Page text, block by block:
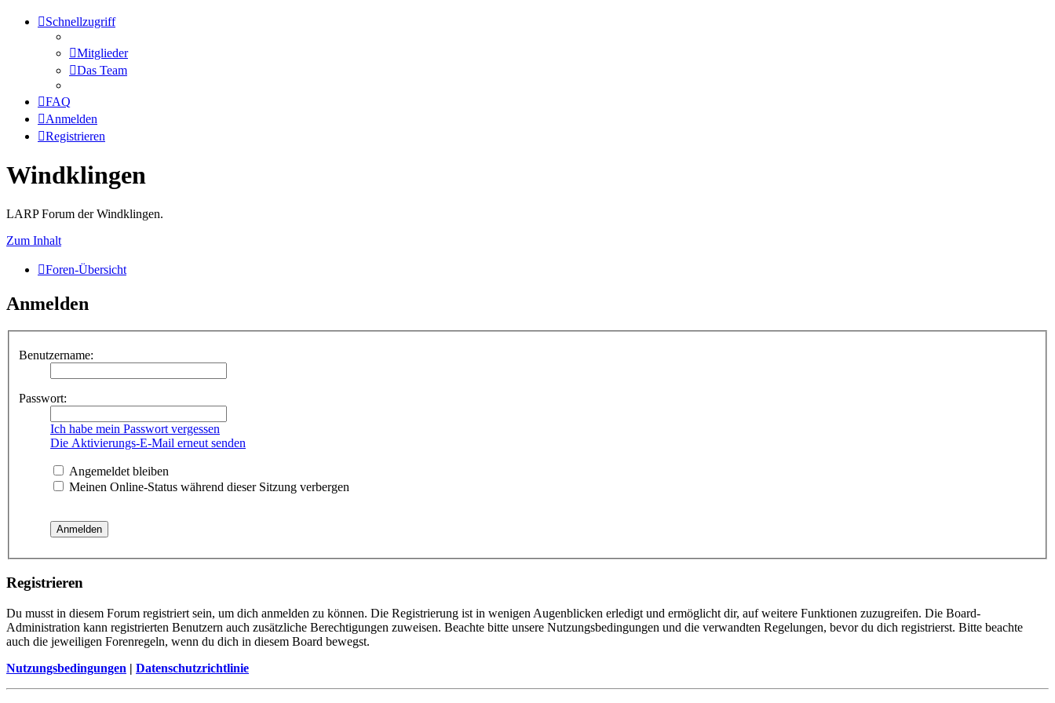
Schnellzugriff
Mitglieder
Das Team
FAQ
Anmelden
Registrieren
Windklingen
LARP Forum der Windklingen.
Zum Inhalt
Foren-Übersicht
Anmelden
Benutzername:
Passwort:
Ich habe mein Passwort vergessen
Die Aktivierungs-E-Mail erneut senden
Angemeldet bleiben
Meinen Online-Status während dieser Sitzung verbergen
Registrieren
Du musst in diesem Forum registriert sein, um dich anmelden zu können. Die Registrierung ist in wenigen Augenblicken erledigt und ermöglicht dir, auf weitere Funktionen zuzugreifen. Die Board-
Administration kann registrierten Benutzern auch zusätzliche Berechtigungen zuweisen. Beachte bitte unsere Nutzungsbedingungen und die verwandten Regelungen, bevor du dich registrierst. Bitte beachte
auch die jeweiligen Forenregeln, wenn du dich in diesem Board bewegst.
Nutzungsbedingungen | Datenschutzrichtlinie